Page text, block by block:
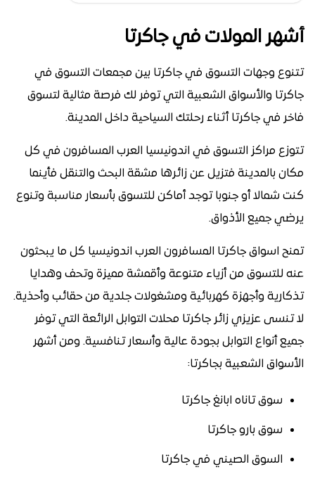
أشهر المولات في جاكرتا
تتنوع وجهات التسوق في جاكرتا بين مجمعات التسوق في
جاكرتا والأسواق الشعبية التي توفر لك فرصة مثالية لتسوق
فاخر في جاكرتا أثناء رحلتك السياحية داخل المدينة.
تتوزع مراكز التسوق في اندونيسيا العرب المسافرون في كل
مكان بالمدينة فتزيل عن زائرها مشقة البحث والتنقل فأينما
كنت شمالا أو جنوبا توجد أماكن للتسوق بأسعار مناسبة وتنوع
يرضي جميع الأذواق.
تمنح اسواق جاكرتا المسافرون العرب اندونيسيا كل ما يبحثون
عنه للتسوق من أزياء متنوعة وأقمشة مميزة وتحف وهدايا
تذكارية وأجهزة كهربائية ومشغولات جلدية من حقائب وأحذية.
لا تنسى عزيزي زائر جاكرتا محلات التوابل الرائعة التي توفر
جميع أنواع التوابل بجودة عالية وأسعار تنافسية. ومن أشهر
الأسواق الشعبية بجاكرتا:
سوق تاناه ابانغ جاكرتا
سوق بارو جاكرتا
السوق الصيني في جاكرتا